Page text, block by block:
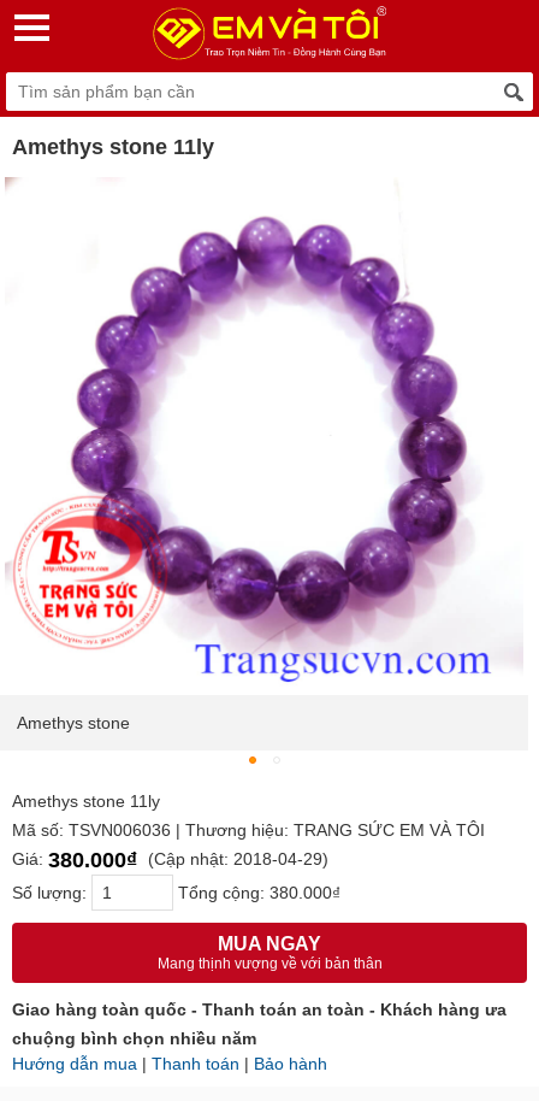
Amethys stone 11ly
Amethys stone
Amethys stone 11ly
Mã số: TSVN006036 | Thương hiệu: TRANG SỨC EM VÀ TÔI
Giá: 380.000₫
(Cập nhật: 2018-04-29)
Số lượng:
Tổng cộng: 380.000₫
MUA NGAY
Mang thịnh vượng về với bản thân
Giao hàng toàn quốc - Thanh toán an toàn - Khách hàng ưa
chuộng bình chọn nhiều năm
Hướng dẫn mua | Thanh toán | Bảo hành